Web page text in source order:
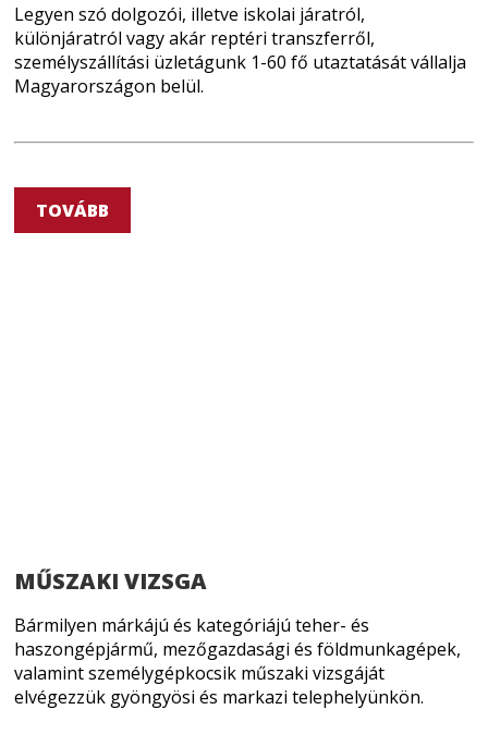
Legyen szó dolgozói, illetve iskolai járatról,
különjáratról vagy akár reptéri transzferről,
személyszállítási üzletágunk 1-60 fő utaztatását vállalja
Magyarországon belül.
TOVÁBB
MŰSZAKI VIZSGA
Bármilyen márkájú és kategóriájú teher- és
haszongépjármű, mezőgazdasági és földmunkagépek,
valamint személygépkocsik műszaki vizsgáját
elvégezzük gyöngyösi és markazi telephelyünkön.